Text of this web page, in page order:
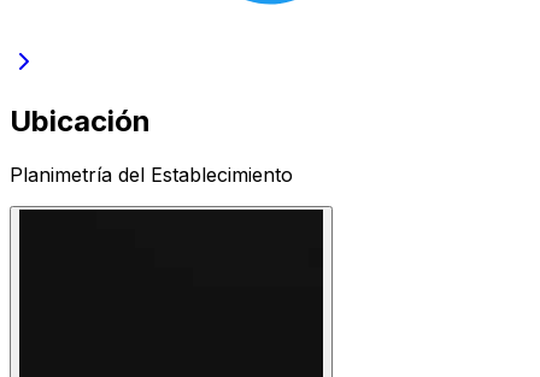
Ubicación
Planimetría del Establecimiento